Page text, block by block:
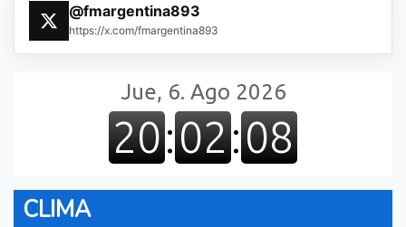
@fmargentina893
https://x.com/fmargentina893
CLIMA